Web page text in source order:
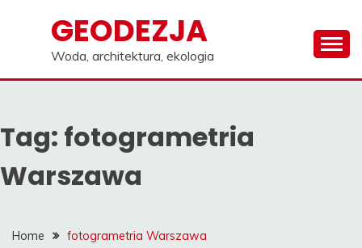
GEODEZJA
Woda, architektura, ekologia
Tag: fotogrametria
Warszawa
Home fotogrametria Warszawa